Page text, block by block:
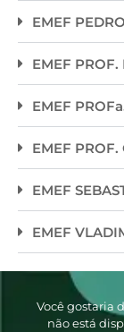
EMEF
EMEF
EMEF
EMEF
EMEF
EMEF
Você gostaria
não está